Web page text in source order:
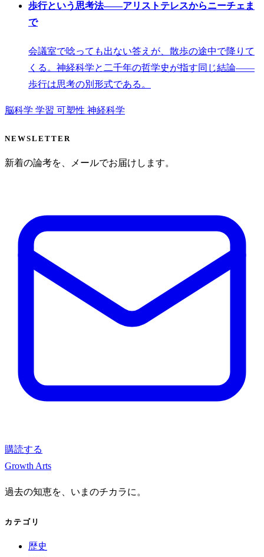
歩行という思考法——アリストテレスからニーチェま
で
会議室で唸っても出ない答えが、散歩の途中で降りて
くる。神経科学と二千年の哲学史が指す同じ結論——
歩行は思考の別形式である。
脳科学 学習 可塑性 神経科学
NEWSLETTER
新着の論考を、メールでお届けします。
購読する
Growth Arts
過去の知恵を、いまのチカラに。
カテゴリ
歴史